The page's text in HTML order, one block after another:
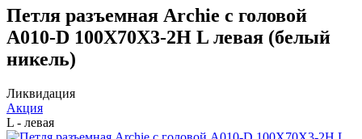
Петля разъемная Archie с головой
A010-D 100X70X3-2H L левая (белый
никель)
Ликвидация
Акция
L - левая